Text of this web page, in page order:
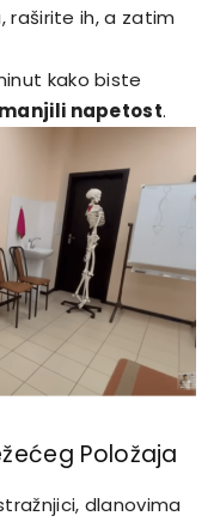
raširite ih, a zatim
kako biste
napetost.
Položaja
dlanovima